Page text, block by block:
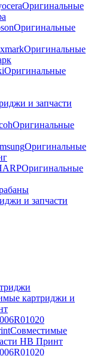
Оригинальные
Оригинальные
Оригинальные
Оригинальные
и запчасти
Оригинальные
Оригинальные
Оригинальные
и запчасти
картриджи и
Совместимые
НВ Принт